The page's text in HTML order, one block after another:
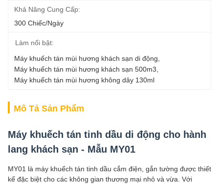
Khả Năng Cung Cấp:
300 Chiếc/ngày
Làm nổi bật:
Máy khuếch tán mùi hương khách sạn di động
Máy khuếch tán mùi hương khách sạn 500m3
Máy khuếch tán mùi hương không dây 130ml
Mô Tả Sản Phẩm
Máy khuếch tán tinh dầu di động cho hành
lang khách sạn - Mẫu MY01
MY01 là máy khuếch tán tinh dầu cắm điện, gắn tường được thiết
kế đặc biệt cho các không gian thương mại nhỏ và vừa. Với